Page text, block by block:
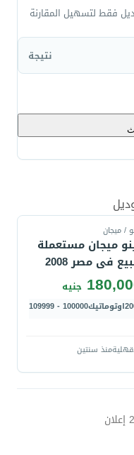
فقط لتسهيل المقارنة
نتيجة
/ ميجان
ميجان مستعملة
فى مصر 2008
جنيه
اوتوماتيك100000 - 109999
منذ سنتين
2 إعلان